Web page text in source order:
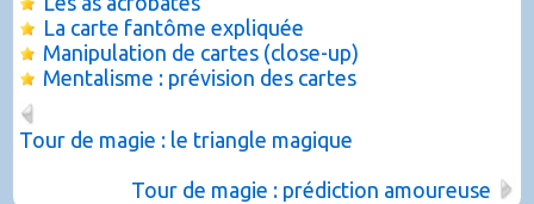
La carte fantôme expliquée
Manipulation de cartes (close-up)
Mentalisme : prévision des cartes
Tour de magie : le triangle magique
Tour de magie : prédiction amoureuse